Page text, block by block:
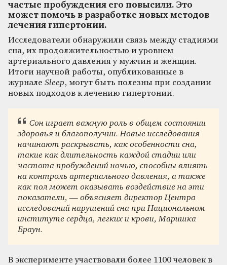
частые пробуждения его повысили. Это
может помочь в разработке новых методов
лечения гипертонии.
Исследователи обнаружили связь между стадиями
сна, их продолжительностью и уровнем
артериального давления у мужчин и женщин.
Итоги научной работы, опубликованные в
журнале Sleep, могут быть полезны при создании
новых подходов к лечению гипертонии.
Сон играет важную роль в общем состоянии
здоровья и благополучии. Новые исследования
начинают раскрывать, как особенности сна,
такие как длительность каждой стадии или
частота пробуждений ночью, способны влиять
на контроль артериального давления, а также
как пол может оказывать воздействие на эти
показатели, — объясняет директор Центра
исследований нарушений сна при Национальном
институте сердца, легких и крови, Маришка
Браун.
В эксперименте участвовали более 1100 человек в